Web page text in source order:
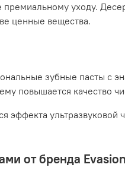
премиальному уходу.
ценные вещества.
зубные пасты с
повышается качество
ультразвуковой
от бренда